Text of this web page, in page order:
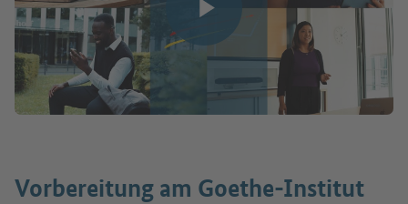
Video abspielen
Vorbereitung am Goethe-Institut